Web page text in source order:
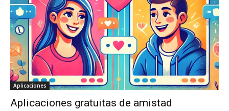
Aplicaciones
Aplicaciones gratuitas de amistad